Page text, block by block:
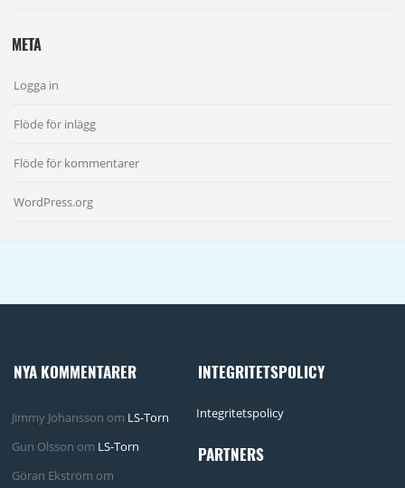
META
Logga in
Flöde för inlägg
Flöde för kommentarer
WordPress.org
NYA KOMMENTARER
Jimmy Johansson om LS-Torn
Gun Olsson om LS-Torn
Göran Ekström om
INTEGRITETSPOLICY
Integritetspolicy
PARTNERS